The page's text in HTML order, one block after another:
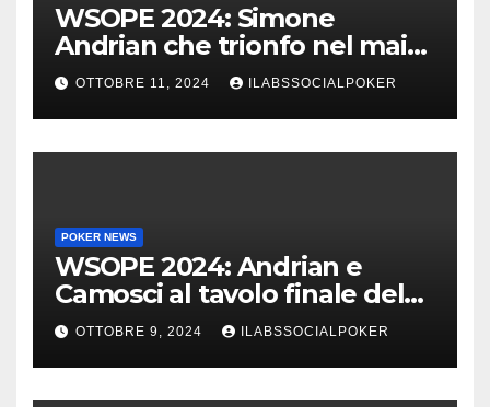
WSOPE 2024: Simone
Andrian che trionfo nel main
event al King’s
OTTOBRE 11, 2024 ILABSSOCIALPOKER
POKER NEWS
WSOPE 2024: Andrian e
Camosci al tavolo finale del
Main, vai Italia!!!
OTTOBRE 9, 2024 ILABSSOCIALPOKER